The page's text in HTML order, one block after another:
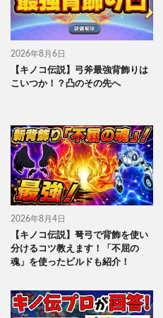
2026年8月6日
【キノコ伝説】弓斧最強背飾りは
こいつか！？凸のその先へ
2026年8月4日
【キノコ伝説】弩弓で背飾を使い
分けるコツ教えます！「不屈の
魂」を使ったビルドも紹介！